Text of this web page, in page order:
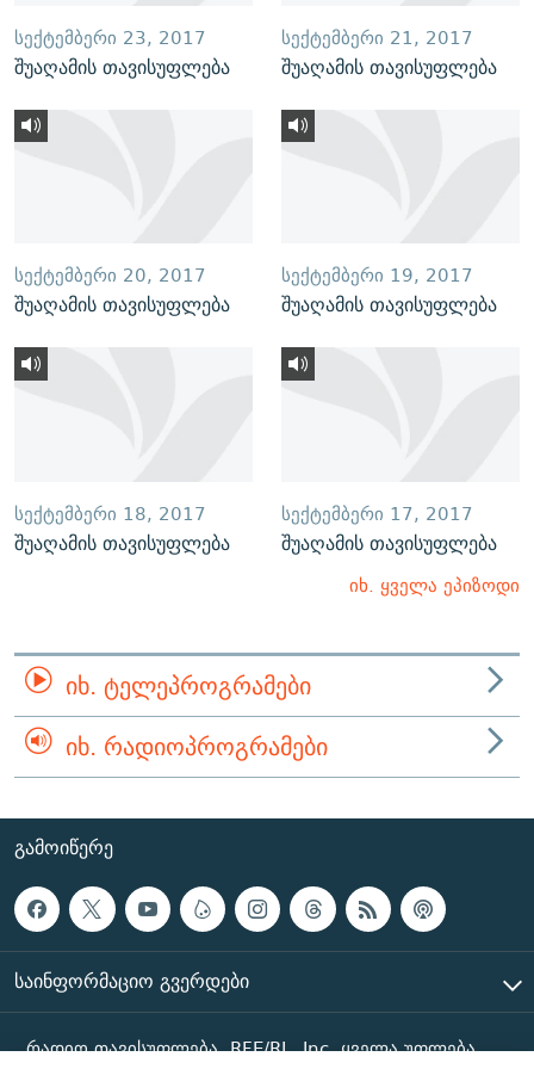
ᲡᲔᲥᲢᲔᲛᲑᲔᲠᲘ 23, 2017
შუაღამის თავისუფლება
ᲡᲔᲥᲢᲔᲛᲑᲔᲠᲘ 21, 2017
შუაღამის თავისუფლება
ᲡᲔᲥᲢᲔᲛᲑᲔᲠᲘ 20, 2017
შუაღამის თავისუფლება
ᲡᲔᲥᲢᲔᲛᲑᲔᲠᲘ 19, 2017
შუაღამის თავისუფლება
ᲡᲔᲥᲢᲔᲛᲑᲔᲠᲘ 18, 2017
შუაღამის თავისუფლება
ᲡᲔᲥᲢᲔᲛᲑᲔᲠᲘ 17, 2017
შუაღამის თავისუფლება
იხ. ყველა ეპიზოდი
ᲘᲮ. ᲢᲔᲚᲔᲞᲠᲝᲒᲠᲐᲛᲔᲑᲘ
ᲘᲮ. ᲠᲐᲓᲘᲝᲞᲠᲝᲒᲠᲐᲛᲔᲑᲘ
ᲒᲐᲛᲝᲘᲬᲔᲠᲔ
ᲡᲐᲘᲜᲤᲝᲠᲛᲐᲪᲘᲝ ᲒᲕᲔᲠᲓᲔᲑᲘ
რადიო თავისუფლება, RFE/RL, Inc. ყველა უფლება